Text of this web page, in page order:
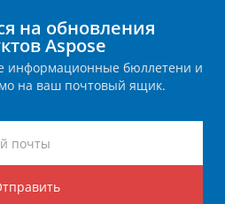
на обновления
Aspose
информационные бюллетени и
на ваш почтовый ящик.